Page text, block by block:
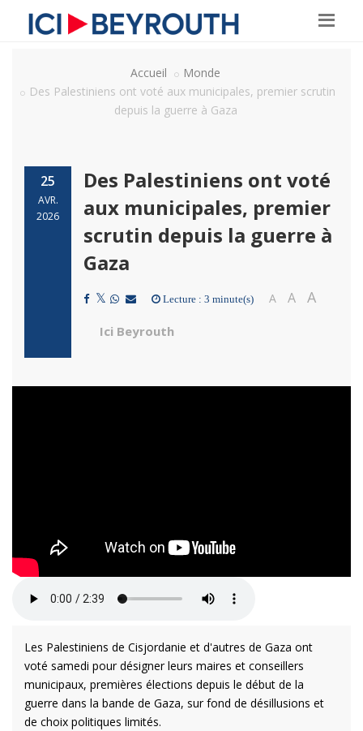
Accueil
Monde
Des Palestiniens ont voté aux municipales, premier scrutin
depuis la guerre à Gaza
25
AVR.
2026
Des Palestiniens ont voté
aux municipales, premier
scrutin depuis la guerre à
Gaza
Lecture : 3 minute(s) A A A
Ici Beyrouth
Les Palestiniens de Cisjordanie et d'autres de Gaza ont
voté samedi pour désigner leurs maires et conseillers
municipaux, premières élections depuis le début de la
guerre dans la bande de Gaza, sur fond de désillusions et
de choix politiques limités.